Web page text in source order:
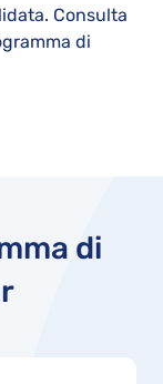
Consulta
di
di